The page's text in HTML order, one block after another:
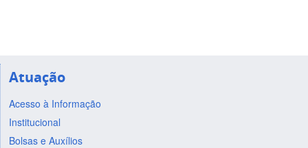
Atuação
Acesso à Informação
Institucional
Bolsas e Auxílios